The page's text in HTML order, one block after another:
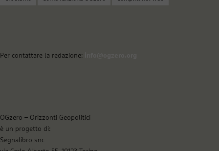
Per contattare la redazione:
OGzero – Orizzonti Geopolitici
è un progetto di:
Segnalibro snc